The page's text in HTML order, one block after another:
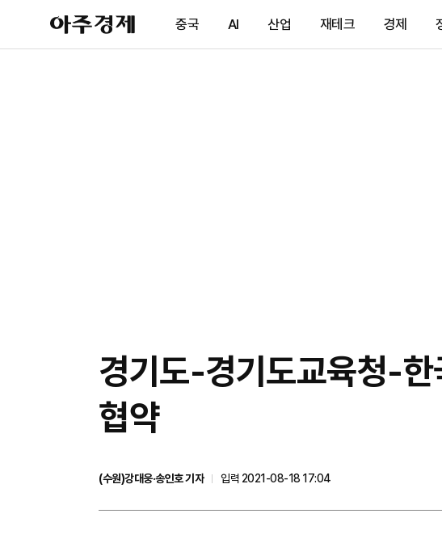
아
주
제
중국 AI 산업 재테크 경제
경기도-경기도교육청-한
협약
(수원)강대웅·송인호 기자
입력 2021-08-18 17:04